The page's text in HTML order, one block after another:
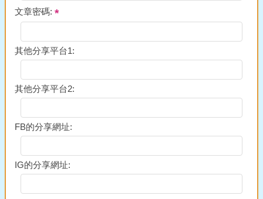
文章密碼:
其他分享平台1:
其他分享平台2:
FB的分享網址:
IG的分享網址: